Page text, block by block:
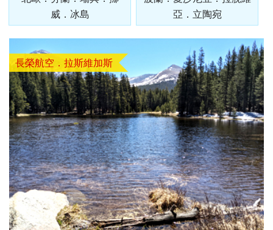
東北
機加
台中
出
發．
沖繩
機加
酒．
六人
小團
高雄
出
發．
東
京．
日本
東
北．
東京
大阪
機加
族館、
順天灣
國家園
林、
LUGE
渠道滑
車+纜
車、泰
迪熊博
物館、
伽倻主
題公園
+韓服
體驗
渠道滑
車+纜
車、泰
迪熊博
物館、
巨濟
島、海
金剛船
遊、天
空膠囊
列車、
加耶主
題公
園、長
州鐵軌
自行車
（四人
一臺）
泰迪熊
王國、
跆拳武
藝秀、
東邊松
堂童話
村、駱
駝體驗
五天
（升等
山】渠
道滑車
+纜
車、海
岸列
車、加
耶主題
公園
+韓服
體驗、
水果大
福
DIY+韓
服體驗
公園
+韓服
體驗
+塗鴉
秀、
SKYLUGE
釜山天
際線斜
坡滑車
+纜
車、水
果大福
DIY+韓
服體驗
桃園
出
發．
內
蒙．
哈爾
濱．
北極
村
桃園
出
發．
絲
路．
南北
疆．
西藏
【邂逅
峴港】
優雅在
峴四星
版六日
（奧黛
體驗、
龍蝦饗
宴、無
【虎力
全開夯
玩峴
港】巴
拿山一
票玩到
底、纜
車佛手
橋纜車
【來去
長灘】
長灘島
機加
酒、自
由行五
日
【菲律
賓航
【萬象
暹邏】
頂泰豐
曼谷五
星酒店
五日
（獨家
亞特蘭
蒂斯郵
【虎虎
發峴慢
悠法式
城堡】
巴拿山
一票玩
到底、
佛手橋
纜車來
雙城遊
船、螃
態、無
尾熊抱
抱（中
華航
空）
店１
晚、雙
加贈雪
梨夜遊
城、加
夜遊
灣（紐
西蘭航
食地
圖、登
三塔暢
遊農莊
【魅力
歐洲】
法比荷
～最愛
羅浮
【玩美
加族】
臥谷長
榮歡樂
美西９
【國航
假期】
波蘭波
羅的海
三小國
【玩美
加族】
臥谷長
榮奇幻
美西９
【魅力
歐洲】
德瑞冰
雪鐵力
士山、
出發）
惠實施
中 ）
號、義
大利、
克羅埃
西亞、
希臘、
蒙特內
哥羅、
斯洛維
尼亞）
成行、
出發
）華信
航空
自理餐
威．冰島
亞．立陶宛
長榮航空．拉斯維加斯